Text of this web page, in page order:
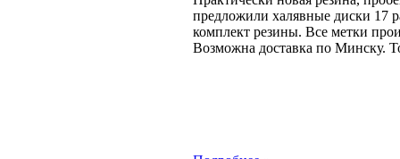
предложили халявные диски 17
комплект резины. Все метки
Возможна доставка по Минску.